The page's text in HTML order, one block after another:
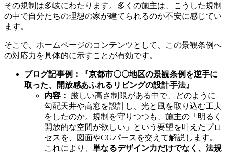
その規制は多岐にわたります。多くの施主は、こうした規制
の中で自分たちの理想の家が建てられるのか不安に感じてい
ます。
そこで、ホームページのコンテンツとして、この景観条例へ
の対応力を具体的に示すことが有効です。
ブログ記事例：『京都市〇〇地区の景観条例を逆手に
取った、開放感あふれるリビングの設計手法』
内容：
厳しい高さ制限がある中で、どのように
勾配天井や高窓を設計し、光と風を取り込む工夫
をしたのか。規制を守りつつも、施主の「明るく
開放的な空間が欲しい」という要望を叶えたプロ
セスを、図面やCGパースを交えて解説します。
これにより、 単なるデザイン力だけでなく、法規